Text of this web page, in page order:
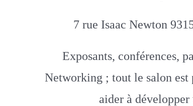
7 rue Isaac Newton
Exposants, conférences,
Networking ; tout le salon est
aider à